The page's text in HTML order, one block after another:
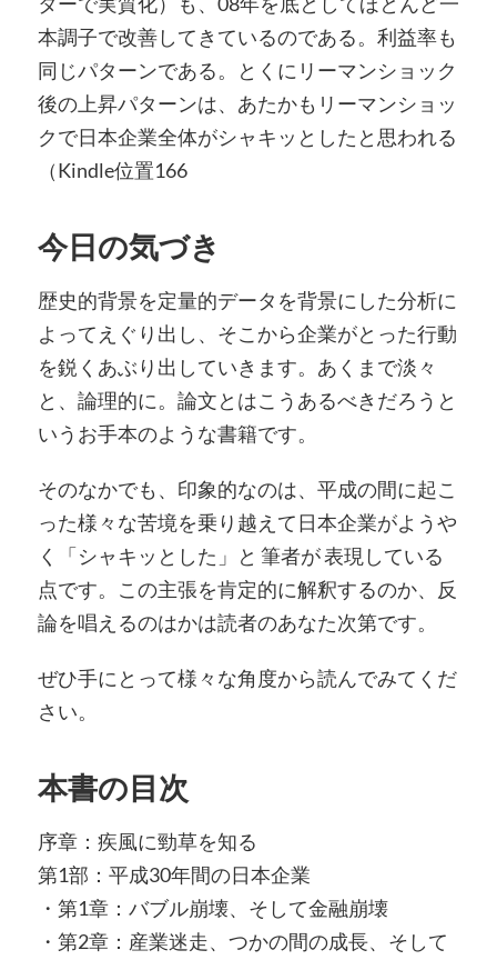
本調子で改善してきているのである。利益率も
同じパターンである。とくにリーマンショック
後の上昇パターンは、あたかもリーマンショッ
クで日本企業全体がシャキッとしたと思われる
（Kindle位置166
今日の気づき
歴史的背景を定量的データを背景にした分析に
よってえぐり出し、そこから企業がとった行動
を鋭くあぶり出していきます。あくまで淡々
と、論理的に。論文とはこうあるべきだろうと
いうお手本のような書籍です。
そのなかでも、印象的なのは、平成の間に起こ
った様々な苦境を乗り越えて日本企業がようや
く「シャキッとした」と 筆者が 表現している
点です。この主張を肯定的に解釈するのか、反
論を唱えるのはかは読者のあなた次第です。
ぜひ手にとって様々な角度から読んでみてくだ
さい。
本書の目次
序章：疾風に勁草を知る
第1部：平成30年間の日本企業
・第1章：バブル崩壊、そして金融崩壊
・第2章：産業迷走、つかの間の成長、そして